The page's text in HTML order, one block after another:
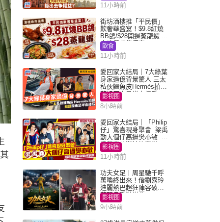
11小時前
街坊酒樓推「平民價」
歎奢華盛宴！$9.8紅燒
BB鴿/$28開邊蒸龍蝦 3
大晚餐超值優惠
飲食
11小時前
愛回家大結局｜7大綠葉
身家過億背景驚人 三太
私伙鱷魚皮Hermès拍劇
蘇姐原來是半山樓后
影視圈
8小時前
愛回家大結局｜「Philip
仔」驚喜現身聚會 梁禹
勤大個仔高過樊亦敏 超
乖黐實林淑敏許家傑
影視圈
11小時前
功夫女足丨周星馳千呼
萬喚終出來！偕劉嘉玲
迪麗熱巴超狂陣容破天
荒現身香港謝票
影視圈
9小時前